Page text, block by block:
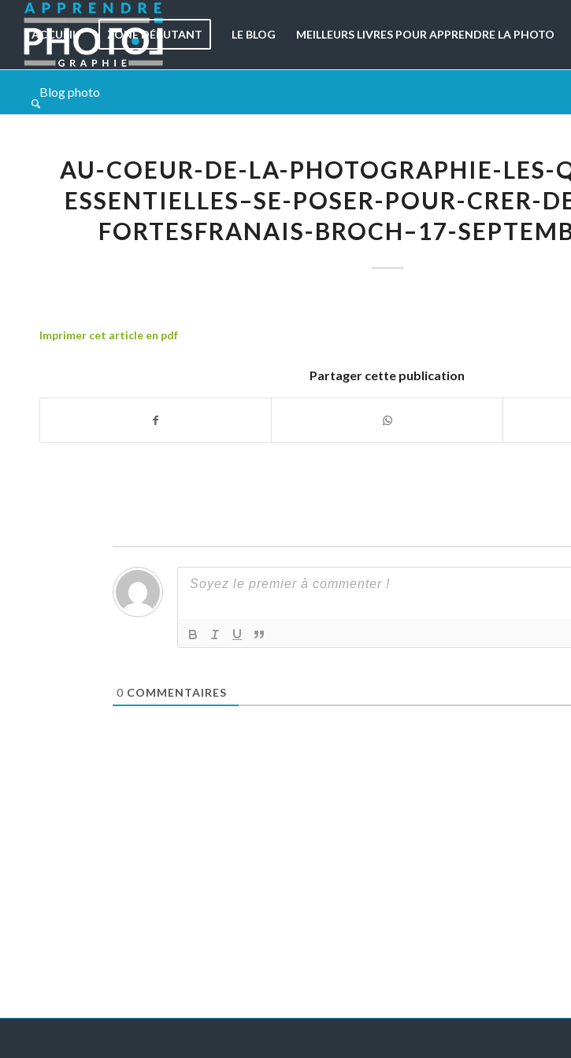
ACCUEIL ZONE DÉBUTANT LE BLOG MEILLEURS LIVRES POUR APPRENDRE LA PHOTO
Blog photo
AU-COEUR-DE-LA-PHOTOGRAPHIE-LES-
ESSENTIELLES–SE-POSER-POUR-CRER-
FORTESFRANAIS-BROCH–17-
Imprimer cet article en pdf
Partager cette publication
0 COMMENTAIRES